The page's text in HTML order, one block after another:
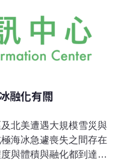
水平。所以他們夏天
融化有關
北美遭遇大規模雪災與
海冰急遽喪失之間存在
與體積與融化都到達了